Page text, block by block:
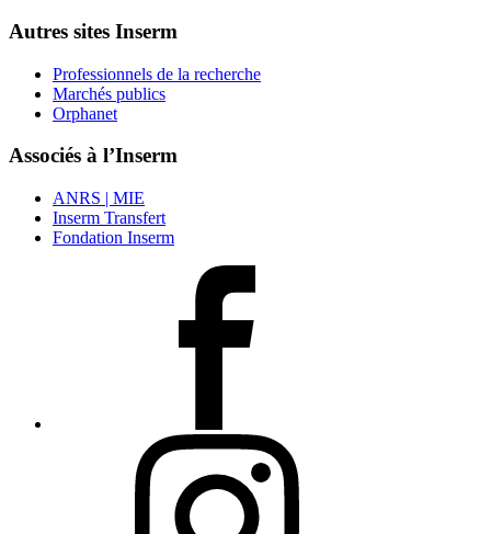
Autres sites Inserm
Professionnels de la recherche
Marchés publics
Orphanet
Associés à l’Inserm
ANRS | MIE
Inserm Transfert
Fondation Inserm